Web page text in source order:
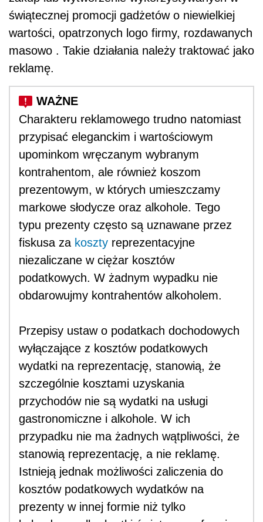
świątecznej promocji gadżetów o niewielkiej
wartości, opatrzonych logo firmy, rozdawanych
masowo . Takie działania należy traktować jako
reklamę.
Charakteru reklamowego trudno natomiast
przypisać eleganckim i wartościowym
upominkom wręczanym wybranym
kontrahentom, ale również koszom
prezentowym, w których umieszczamy
markowe słodycze oraz alkohole. Tego
typu prezenty często są uznawane przez
fiskusa za koszty reprezentacyjne
niezaliczane w ciężar kosztów
podatkowych. W żadnym wypadku nie
obdarowujmy kontrahentów alkoholem.
Przepisy ustaw o podatkach dochodowych
wyłączające z kosztów podatkowych
wydatki na reprezentację, stanowią, że
szczególnie kosztami uzyskania
przychodów nie są wydatki na usługi
gastronomiczne i alkohole. W ich
przypadku nie ma żadnych wątpliwości, że
stanowią reprezentację, a nie reklamę.
Istnieją jednak możliwości zaliczenia do
kosztów podatkowych wydatków na
prezenty w innej formie niż tylko